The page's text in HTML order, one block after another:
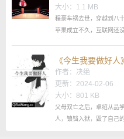
大小：1.1 MB
程豪车祸去世，穿越到八
苹果成立不久，互联网还
上交对象出现在了福布斯
1、程豪攻，林禹寻受，背
《今生我要做好人》
作者： 决绝
更新：2024-02-06
大小：801 KB
父母双亡之后，卓绍从品
人，锒铛入狱，毁了自己